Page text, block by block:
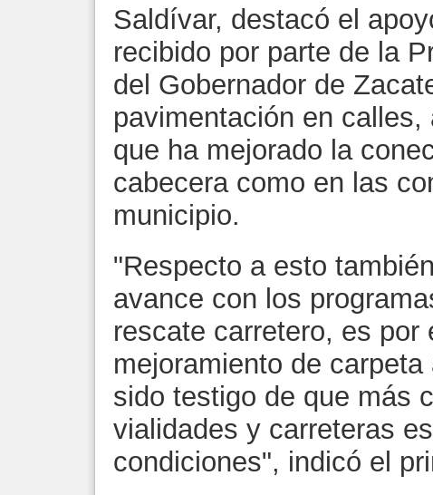
Saldívar, destacó el
recibido por parte de la
del Gobernador de
pavimentación en
que ha mejorado la
cabecera como en las
municipio.
"Respecto a esto
avance con los
rescate carretero, es por
mejoramiento de
sido testigo de que más
vialidades y carreteras
condiciones", indicó el